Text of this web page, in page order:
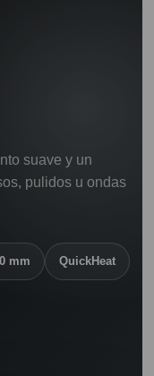
suave y un
pulidos u ondas
mm QuickHeat